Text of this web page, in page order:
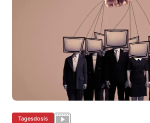
Tagesdosis